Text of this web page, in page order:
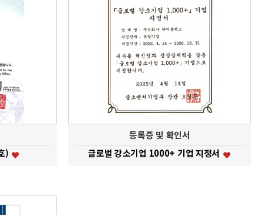
)
등록증 및 확인서
글로벌 강소기업 1000+ 기업 지정서